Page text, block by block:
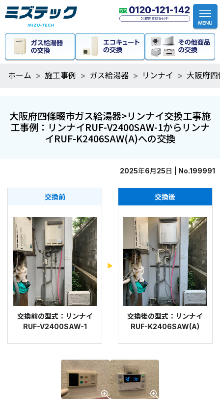
ホーム 施工事例 ガス給湯器 リンナイ 大阪府
大阪府四條畷市ガス給湯器>リンナイ交換工事施
工事例：リンナイRUF-V2400SAW-1からリンナ
イRUF-K2406SAW(A)への交換
2025年6月25日 | No.199991
交換前
交換前の型式：リンナイ
RUF-V2400SAW-1
交換後
交換後の型式：リンナイ
RUF-K2406SAW(A)